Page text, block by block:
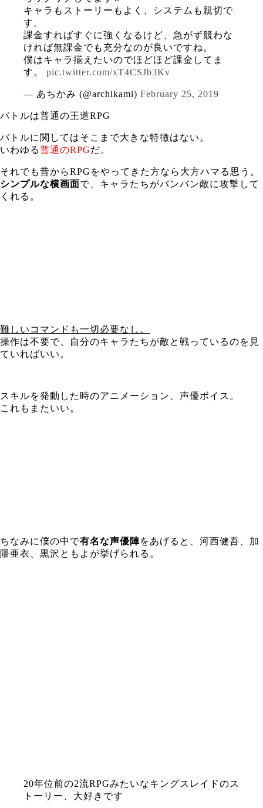
キャラもストーリーもよく、システムも親切で
す。
課金すればすぐに強くなるけど、急がず競わな
ければ無課金でも充分なのが良いですね。
僕はキャラ揃えたいのでほどほど課金してま
す。 pic.twitter.com/xT4CSJb3Kv
— あちかみ (@archikami) February 25, 2019
バトルは普通の王道RPG
バトルに関してはそこまで大きな特徴はない。
いわゆる普通のRPGだ。
それでも昔からRPGをやってきた方なら大方ハマる思う。
シンプルな横画面で、キャラたちがバンバン敵に攻撃して
くれる。
難しいコマンドも一切必要なし。
操作は不要で、自分のキャラたちが敵と戦っているのを見
ていればいい。
スキルを発動した時のアニメーション、声優ボイス。
これもまたいい。
ちなみに僕の中で有名な声優陣をあげると、河西健吾、加
隈亜衣、黒沢ともよが挙げられる。
20年位前の2流RPGみたいなキングスレイドのス
トーリー、大好きです